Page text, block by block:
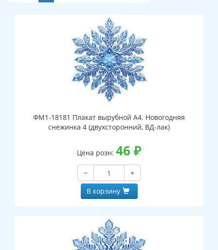
ФМ1-18181 Плакат вырубной А4. Новогодняя
снежинка 4 (двухсторонний, ВД-лак)
Цена розн: 46 ₽
−
+
В корзину